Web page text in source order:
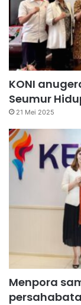
KONI
Seumur
21 Mei 2025
Menpora